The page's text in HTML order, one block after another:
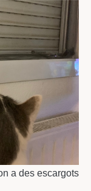
a des escargots